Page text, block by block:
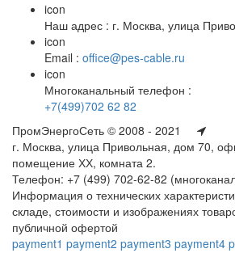
icon
Наш адрес : г. Москва, улица
icon
Email : office@pes-cable.ru
icon
Многоканальный телефон :
+7(499)702 62 82
ПромЭнергоСеть © 2008 - 2021
г. Москва, улица Привольная, дом 70,
помещение ХХ, комната 2.
Телефон: +7 (499) 702-62-82
Информация о технических
складе, стоимости и изображениях
публичной офертой
payment1 payment2 payment3 payment4